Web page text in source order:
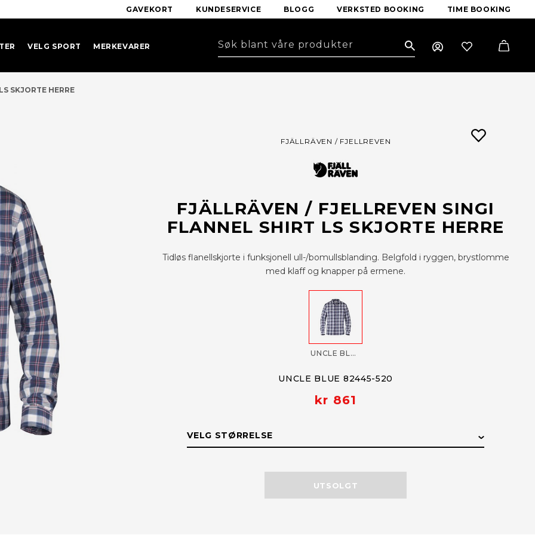
GAVEKORT KUNDESERVICE BLOGG VERKSTED BOOKING TIME BOOKING
VELG SPORT MERKEVARER Search
SKJORTE HERRE
FJÄLLRÄVEN / FJELLREVEN
FJÄLLRÄVEN / FJELLREVEN SINGI
FLANNEL SHIRT LS SKJORTE HERRE
Tidløs flanellskjorte i funksjonell ull-/bomullsblanding. Belgfold i ryggen, brystlomme
med klaff og knapper på ermene.
UNCLE BLUE 82445-520
UNCLE BLUE 82445-520
kr 861
VELG STØRRELSE
STØRRELSE LAGERSTATUS
UTSOLGT